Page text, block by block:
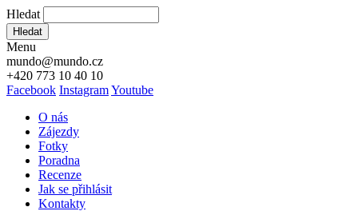
Hledat
Hledat
Menu
mundo@mundo.cz
+420 773 10 40 10
Facebook InstagramYoutube
O nás
Zájezdy
Fotky
Poradna
Recenze
Jak se přihlásit
Kontakty